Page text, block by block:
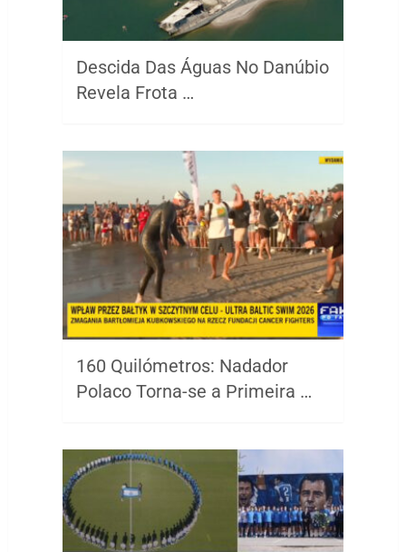
Descida Das Águas No Danúbio
Revela Frota …
160 Quilómetros: Nadador
Polaco Torna-se a Primeira …